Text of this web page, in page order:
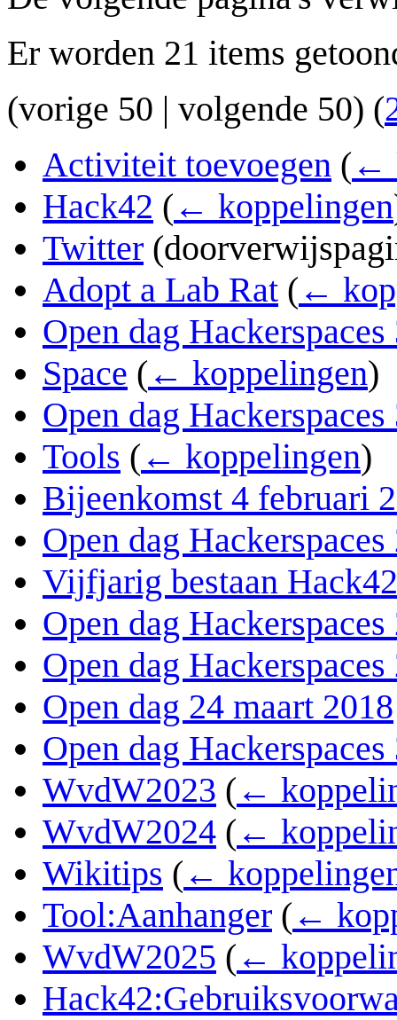
Er worden 21 items
(vorige 50 | volgende 50) (
Activiteit toevoegen ( ←
Hack42 ( ← koppelingen
Twitter
Adopt a Lab Rat ( ←
Open dag
Space ( ← koppelingen)
Open dag
Tools ( ← koppelingen)
Bijeenkomst 4 februari
Open dag
Vijfjarig bestaan Hack42
Open dag
Open dag
Open dag 24 maart 2018
Open dag
WvdW2023 ( ←
WvdW2024 ( ←
Wikitips ( ←
Tool:Aanhanger ( ←
WvdW2025 ( ←